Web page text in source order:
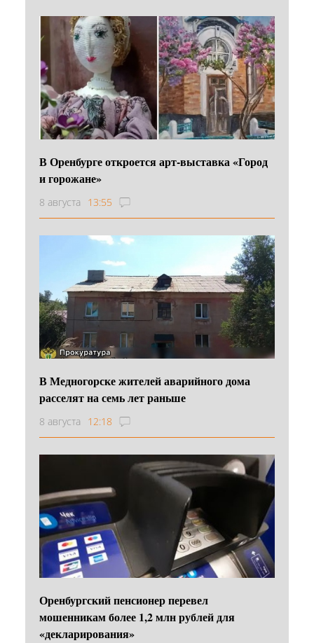
В Оренбурге откроется арт-выставка «Город
и горожане»
8 августа 13:55
В Медногорске жителей аварийного дома
расселят на семь лет раньше
8 августа 12:18
Оренбургский пенсионер перевел
мошенникам более 1,2 млн рублей для
«декларирования»